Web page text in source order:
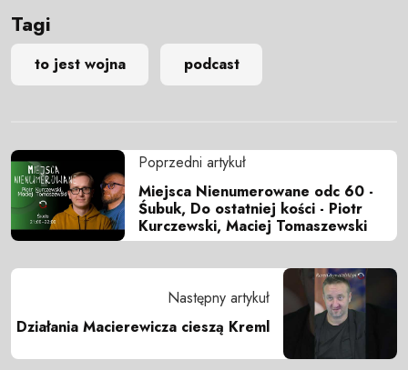
Tagi
to jest wojna podcast
Poprzedni artykuł
Miejsca Nienumerowane odc 60 -
Śubuk, Do ostatniej kości - Piotr
Kurczewski, Maciej Tomaszewski
Następny artykuł
Działania Macierewicza cieszą Kreml